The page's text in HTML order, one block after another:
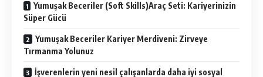
Yumuşak Beceriler (Soft Skills)Araç Seti: Kariyerinizin
Süper Gücü
Yumuşak Beceriler Kariyer Merdiveni: Zirveye
Tırmanma Yolunuz
İşverenlerin yeni nesil çalışanlarda daha iyi sosyal